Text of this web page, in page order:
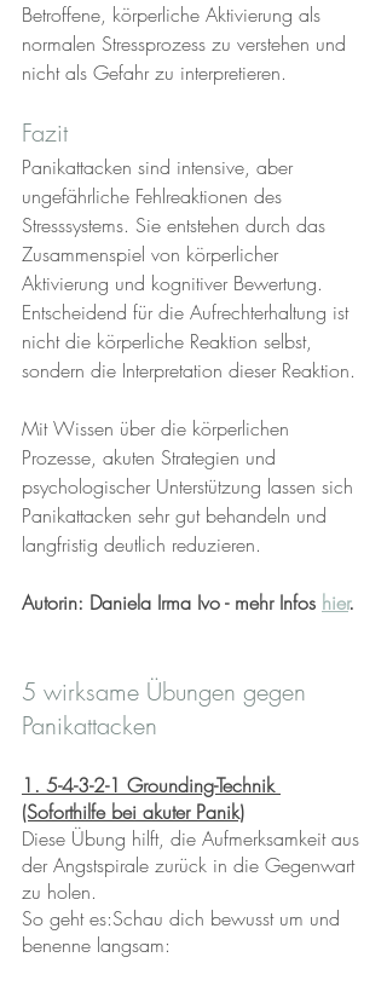
Betroffene, körperliche Aktivierung als
normalen Stressprozess zu verstehen und
nicht als Gefahr zu interpretieren.
Fazit
Panikattacken sind intensive, aber
ungefährliche Fehlreaktionen des
Stresssystems. Sie entstehen durch das
Zusammenspiel von körperlicher
Aktivierung und kognitiver Bewertung.
Entscheidend für die Aufrechterhaltung ist
nicht die körperliche Reaktion selbst,
sondern die Interpretation dieser Reaktion.
Mit Wissen über die körperlichen
Prozesse, akuten Strategien und
psychologischer Unterstützung lassen sich
Panikattacken sehr gut behandeln und
langfristig deutlich reduzieren.
Autorin: Daniela Irma Ivo - mehr Infos hier.
5 wirksame Übungen gegen
Panikattacken
1. 5-4-3-2-1 Grounding-Technik
(Soforthilfe bei akuter Panik)
Diese Übung hilft, die Aufmerksamkeit aus
der Angstspirale zurück in die Gegenwart
zu holen.
So geht es:Schau dich bewusst um und
benenne langsam: